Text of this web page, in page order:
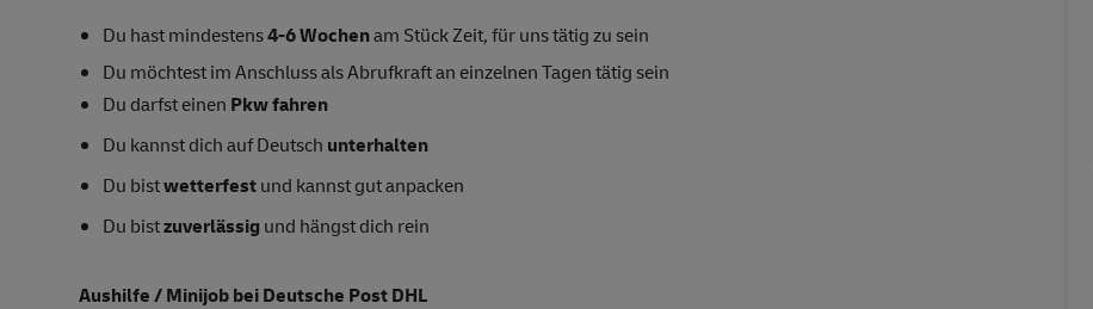
Du hast mindestens4-6Wochenam Stück Zeit, für uns tätig zu sein
Du möchtest im Anschluss als Abrufkraft an einzelnen Tagen tätig sein
Du darfst einen Pkw fahren
Du kannst dich auf Deutsch unterhalten
Du bistwetterfestund kannst gut anpacken
Du bistzuverlässig und hängst dich rein
Aushilfe / Minijob bei Deutsche Post DHL